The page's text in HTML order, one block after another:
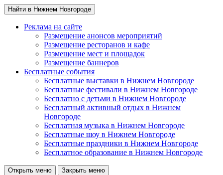
Найти в Нижнем Новгороде
Реклама на сайте
Размещение анонсов мероприятий
Размещение ресторанов и кафе
Размещение мест и площадок
Размещение баннеров
Бесплатные события
Бесплатные выставки в Нижнем Новгороде
Бесплатные фестивали в Нижнем Новгороде
Бесплатно с детьми в Нижнем Новгороде
Бесплатный активный отдых в Нижнем
Новгороде
Бесплатная музыка в Нижнем Новгороде
Бесплатные шоу в Нижнем Новгороде
Бесплатные праздники в Нижнем Новгороде
Бесплатное образование в Нижнем Новгороде
Открыть меню Закрыть меню